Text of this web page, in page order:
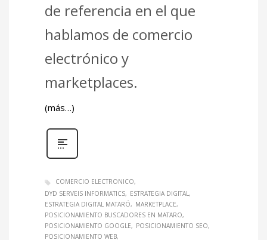
de referencia en el que
hablamos de comercio
electrónico y
marketplaces.
(más…)
COMERCIO ELECTRONICO
DYD SERVEIS INFORMATICS
ESTRATEGIA DIGITAL
ESTRATEGIA DIGITAL MATARÓ
MARKETPLACE
POSICIONAMIENTO BUSCADORES EN MATARO
POSICIONAMIENTO GOOGLE
POSICIONAMIENTO SEO
POSICIONAMIENTO WEB